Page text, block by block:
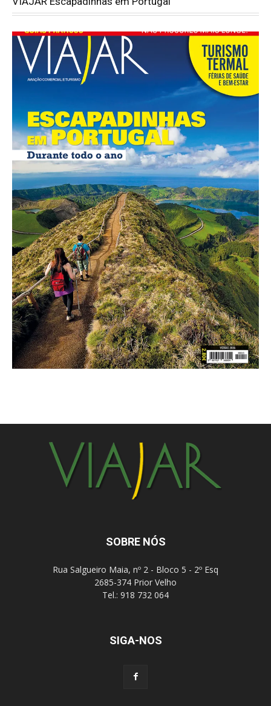
SOBRE NÓS
Rua Salgueiro Maia, nº 2 - Bloco 5 - 2º Esq
2685-374 Prior Velho
Tel.: 918 732 064
SIGA-NOS